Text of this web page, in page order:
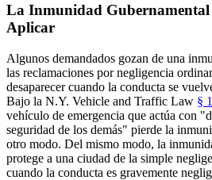
La Inmunidad Gubernamental
Aplicar
Algunos demandados gozan de una
las reclamaciones por negligencia
desaparecer cuando la conducta se
Bajo la N.Y. Vehicle and Traffic Law §
vehículo de emergencia que actúa con
seguridad de los demás" pierde la
otro modo. Del mismo modo, la
protege a una ciudad de la simple
cuando la conducta es gravemente